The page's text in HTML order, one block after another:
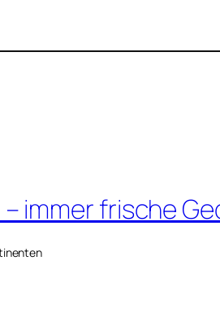
immer frische